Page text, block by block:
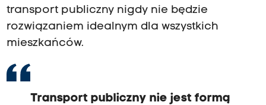
transport publiczny nigdy nie będzie
rozwiązaniem idealnym dla wszystkich
mieszkańców.
Transport publiczny nie jest formą